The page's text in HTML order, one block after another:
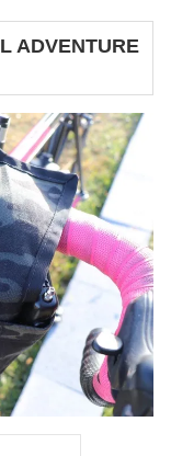
ADVENTURE